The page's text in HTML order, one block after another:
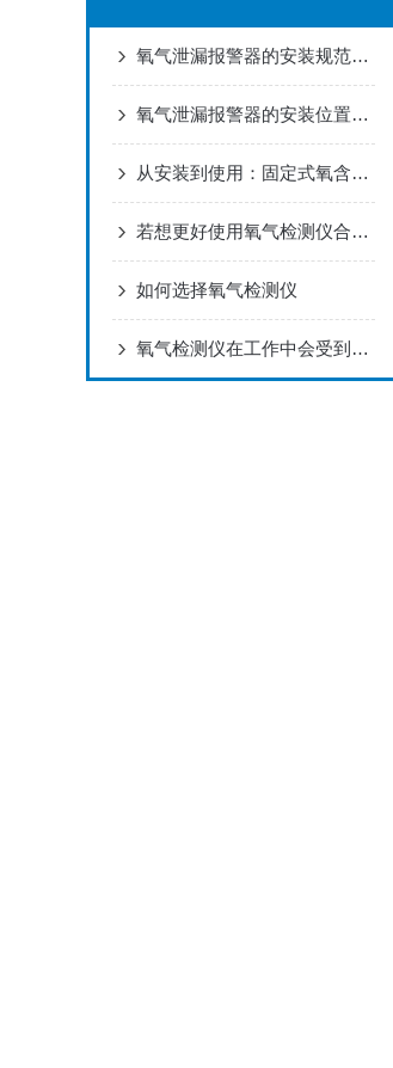
氧气泄漏报警器的安装规范与标定方法
氧气泄漏报警器的安装位置与布点规范建议
从安装到使用：固定式氧含量检测仪全流程指南
若想更好使用氧气检测仪合理的维护方法很重要
如何选择氧气检测仪
氧气检测仪在工作中会受到那些因素的影响